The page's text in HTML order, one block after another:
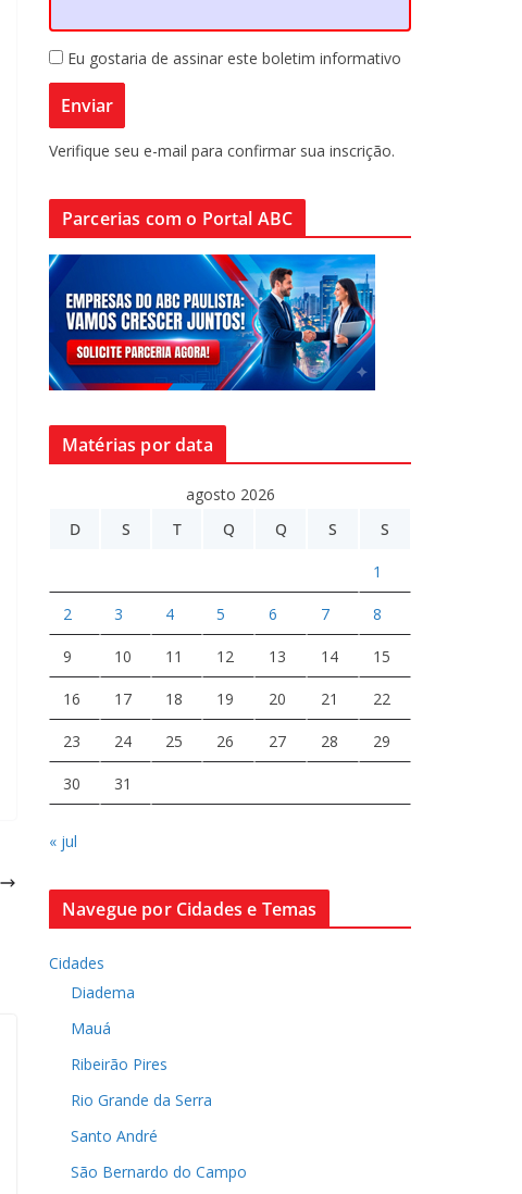
Eu gostaria de assinar este boletim informativo
Verifique seu e-mail para confirmar sua inscrição.
Parcerias com o Portal ABC
Matérias por data
agosto 2026
D
S T Q Q S S
1
2 3 4 5 6 7 8
9 10 11 12 13 14 15
16 17 18 19 20 21 22
23 24 25 26 27 28 29
30 31
« jul
Navegue por Cidades e Temas
Cidades
Diadema
Mauá
Ribeirão Pires
Rio Grande da Serra
Santo André
São Bernardo do Campo